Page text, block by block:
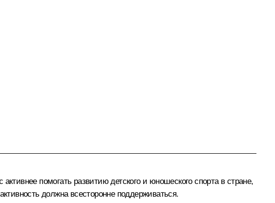
помогать развитию детского и юношеского спорта в стране,
должна всесторонне поддерживаться.